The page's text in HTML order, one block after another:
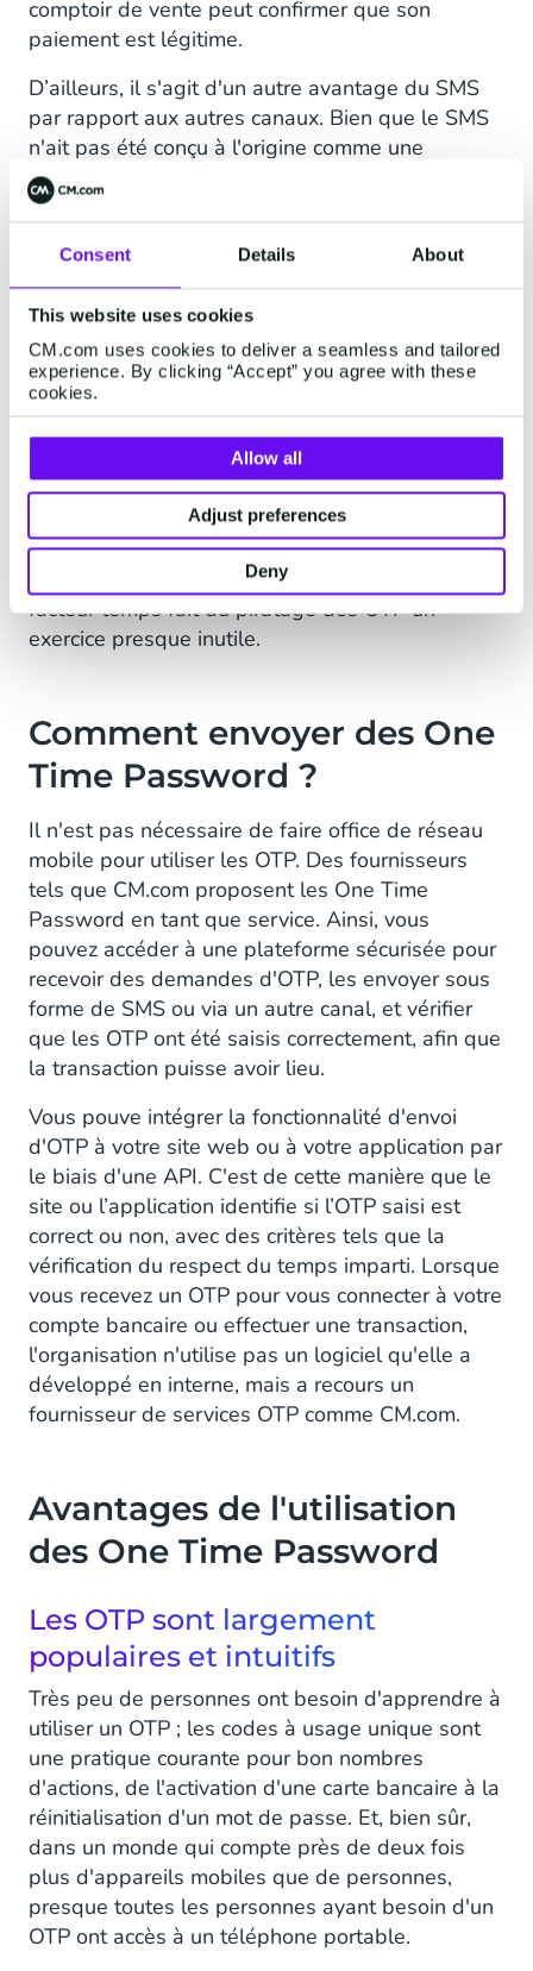
Consent Details About
This website uses cookies
CM.com uses cookies to deliver a seamless and tailored
experience. By clicking “Accept” you agree with these
cookies.
Allow all
Adjust preferences
Deny
comptoir de vente peut confirmer que son
paiement est légitime.
D’ailleurs, il s'agit d'un autre avantage du SMS
par rapport aux autres canaux. Bien que le SMS
n'ait pas été conçu à l'origine comme une
technologie de messagerie instantanée, en
pratique, grâce au SMS, un message texte est
destinataire. Celui-ci peut être situé n’importe où
dans le monde.
Et les OTP sont à usage unique !
En outre, les OTP ne peuvent être utilisés que
pour une seule occasion. Une fois expirés, ces
mots de passe deviennent inutiles, et le même
OTP ne peut pas être utilisé pour se connecter
plus d'une fois, même pendant sa période de
validité : c'est ce qu'on appelle la "non-reprise".
Même si les OTP étaient faciles à pirater, ce
facteur temps fait du piratage des OTP un
exercice presque inutile.
Comment envoyer des One
Time Password ?
Il n'est pas nécessaire de faire office de réseau
mobile pour utiliser les OTP. Des fournisseurs
tels que CM.com proposent les One Time
Password en tant que service. Ainsi, vous
pouvez accéder à une plateforme sécurisée pour
recevoir des demandes d'OTP, les envoyer sous
forme de SMS ou via un autre canal, et vérifier
que les OTP ont été saisis correctement, afin que
la transaction puisse avoir lieu.
Vous pouve intégrer la fonctionnalité d'envoi
d'OTP à votre site web ou à votre application par
le biais d'une API. C'est de cette manière que le
site ou l’application identifie si l’OTP saisi est
correct ou non, avec des critères tels que la
vérification du respect du temps imparti. Lorsque
vous recevez un OTP pour vous connecter à votre
compte bancaire ou effectuer une transaction,
l'organisation n'utilise pas un logiciel qu'elle a
développé en interne, mais a recours un
fournisseur de services OTP comme CM.com.
Avantages de l'utilisation
des One Time Password
Les OTP sont largement
populaires et intuitifs
Très peu de personnes ont besoin d'apprendre à
utiliser un OTP ; les codes à usage unique sont
une pratique courante pour bon nombres
d'actions, de l'activation d'une carte bancaire à la
réinitialisation d'un mot de passe. Et, bien sûr,
dans un monde qui compte près de deux fois
plus d'appareils mobiles que de personnes,
presque toutes les personnes ayant besoin d'un
OTP ont accès à un téléphone portable.